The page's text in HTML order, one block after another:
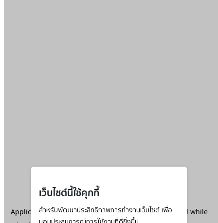
เว็บไซต์นี้ใช้คุกกี้
สำหรับพัฒนาประสิทธิภาพการทำงานเว็บไซต์ เพื่อ
Application error: aclient-side exception has occurred while